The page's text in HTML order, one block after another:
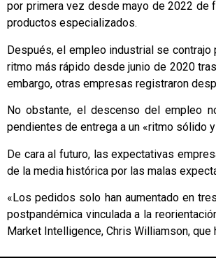
por primera vez desde mayo de 2022 de
productos especializados.
Después, el empleo industrial se
ritmo más rápido desde junio de 2020
embargo, otras empresas registraron
No obstante, el descenso del empleo
pendientes de entrega a un «ritmo sólido
De cara al futuro, las expectativas
de la media histórica por las malas
«Los pedidos solo han aumentado en
postpandémica vinculada a la
Market Intelligence, Chris Williamson,